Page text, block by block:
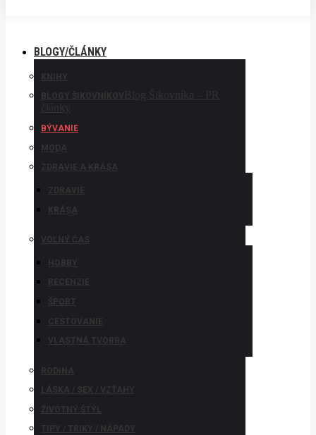
BLOGY/ČLÁNKY
KNIHY
BLOGY ŠIKOVNÍKOV Blog Šikovníka – PR
články
BÝVANIE
MÓDA
ZDRAVIE A KRÁSA
ZDRAVIE
KRÁSA
VOĽNÝ ČAS
HOBBY
RECENZIE
ŠPORT
CESTOVANIE
VLASTNÁ TVORBA
RODINA
LÁSKA / SEX / VZŤAHY
ŽIVOTNÝ ŠTÝL
TIPY / TRIKY / NÁPADY